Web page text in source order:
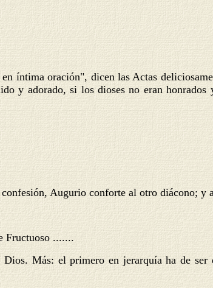
íntima oración", dicen las Actas
y adorado, si los dioses no eran
Augurio conforte al otro diácono; y
Fructuoso .......
Más: el primero en jerarquía ha de